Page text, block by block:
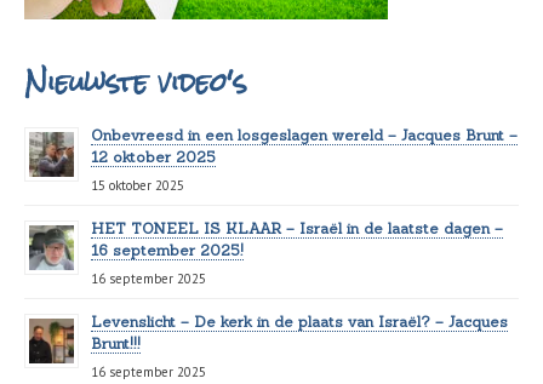
Nieuwste video's
Onbevreesd in een losgeslagen wereld – Jacques Brunt –
12 oktober 2025
15 oktober 2025
HET TONEEL IS KLAAR – Israël in de laatste dagen –
16 september 2025!
16 september 2025
Levenslicht – De kerk in de plaats van Israël? – Jacques
Brunt!!!
16 september 2025